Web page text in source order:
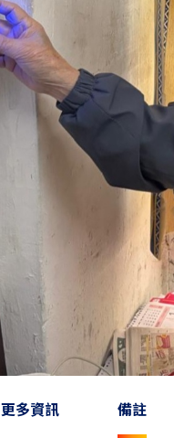
更多資訊 備註